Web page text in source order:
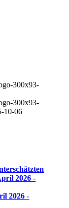
300x93-
300x93-
10-06
2026 -
2026 -